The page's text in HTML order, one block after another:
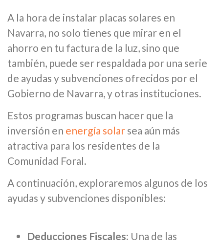
A la hora de instalar placas solares en
Navarra, no solo tienes que mirar en el
ahorro en tu factura de la luz, sino que
también, puede ser respaldada por una serie
de ayudas y subvenciones ofrecidos por el
Gobierno de Navarra, y otras instituciones.
Estos programas buscan hacer que la
inversión en energía solar sea aún más
atractiva para los residentes de la
Comunidad Foral.
A continuación, exploraremos algunos de los
ayudas y subvenciones disponibles:
Deducciones Fiscales: Una de las